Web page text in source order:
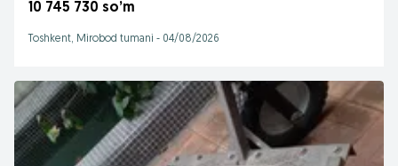
10 745 730 so’m
Toshkent, Mirobod tumani - 04/08/2026